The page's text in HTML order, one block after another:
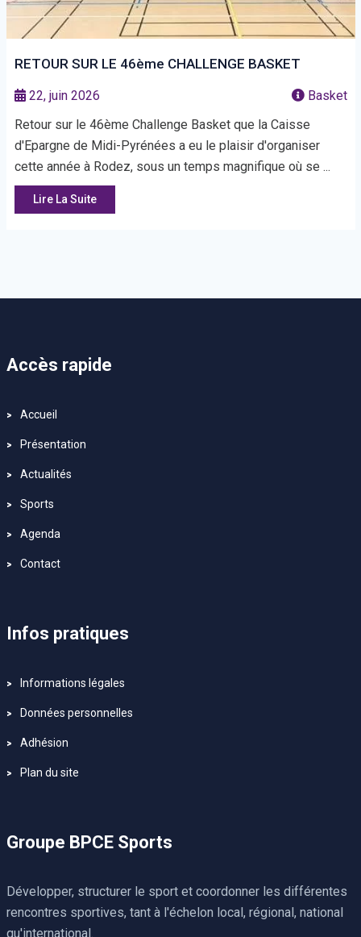
RETOUR SUR LE 46ème CHALLENGE BASKET
22, juin 2026
Basket
Retour sur le 46ème Challenge Basket que la Caisse
d'Epargne de Midi-Pyrénées a eu le plaisir d'organiser
cette année à Rodez, sous un temps magnifique où se ...
Lire La Suite
Accès rapide
Accueil
Présentation
Actualités
Sports
Agenda
Contact
Infos pratiques
Informations légales
Données personnelles
Adhésion
Plan du site
Groupe BPCE Sports
Développer, structurer le sport et coordonner les différentes
rencontres sportives, tant à l'échelon local, régional, national
qu'international.